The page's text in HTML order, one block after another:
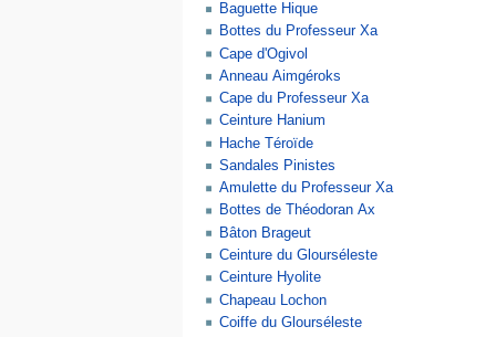
Baguette Hique
Bottes du Professeur Xa
Cape d'Ogivol
Anneau Aimgéroks
Cape du Professeur Xa
Ceinture Hanium
Hache Téroïde
Sandales Pinistes
Amulette du Professeur Xa
Bottes de Théodoran Ax
Bâton Brageut
Ceinture du Glourséleste
Ceinture Hyolite
Chapeau Lochon
Coiffe du Glourséleste